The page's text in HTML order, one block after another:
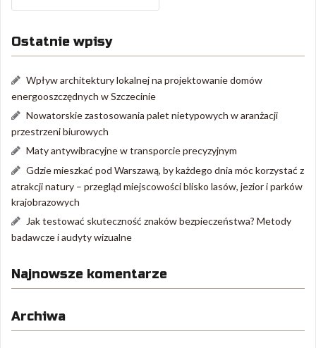
Ostatnie wpisy
Wpływ architektury lokalnej na projektowanie domów
energooszczędnych w Szczecinie
Nowatorskie zastosowania palet nietypowych w aranżacji
przestrzeni biurowych
Maty antywibracyjne w transporcie precyzyjnym
Gdzie mieszkać pod Warszawą, by każdego dnia móc korzystać z
atrakcji natury – przegląd miejscowości blisko lasów, jezior i parków
krajobrazowych
Jak testować skuteczność znaków bezpieczeństwa? Metody
badawcze i audyty wizualne
Najnowsze komentarze
Archiwa